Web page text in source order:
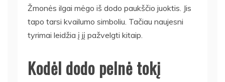
Žmonės ilgai mėgo iš dodo paukščio juoktis. Jis
tapo tarsi kvailumo simboliu. Tačiau naujesni
tyrimai leidžia į jį pažvelgti kitaip.
Kodėl dodo pelnė tokį